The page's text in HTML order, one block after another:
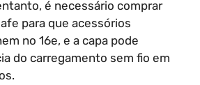
é necessário comprar
para que acessórios
no 16e, e a capa pode
do carregamento sem fio em